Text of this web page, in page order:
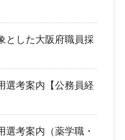
とした大阪府職員採
選考案内【公務員経
選考案内（薬学職・